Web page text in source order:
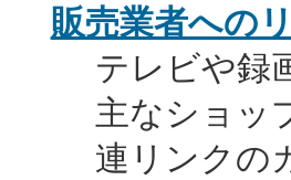
販売業者への
テレビや録
主なショッ
連リンクの